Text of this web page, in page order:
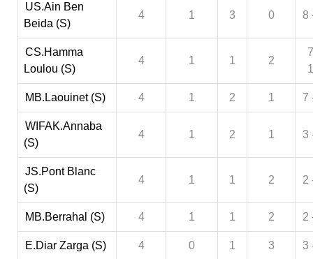
US.Ain Ben
Beida (S)
4 1 3 0 8
CS.Hamma
Loulou (S)
4 1 1 2
MB.Laouinet (S) 4 1 2 1 7
WIFAK.Annaba
(S)
4 1 2 1 3
JS.Pont Blanc
(S)
4 1 1 2 2
MB.Berrahal (S) 4 1 1 2 2
E.Diar Zarga (S) 4 0 1 3 3